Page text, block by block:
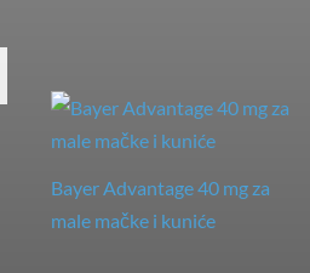
Bayer Advantage 40 mg za
male mačke i kuniće